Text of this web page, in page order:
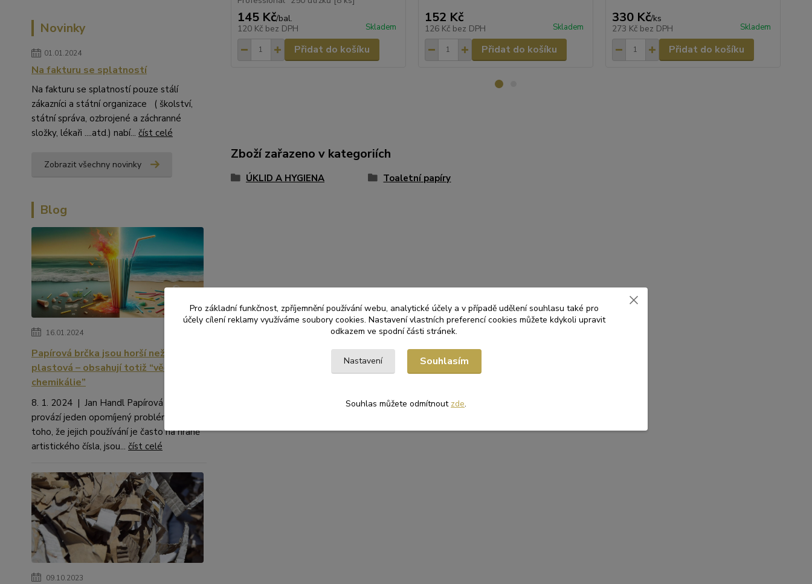
Novinky
01.01.2024
Na fakturu se splatností
Na fakturu se splatností pouze stálí
zákazníci a státní organizace ( školství,
státní správa, ozbrojené a záchranné
složky, lékaři ....atd.) nabí... číst celé
Zobrazit všechny novinky
Blog
16.01.2024
Papírová brčka jsou horší než
plastová – obsahují totiž “věčné
chemikálie”
8. 1. 2024 | Jan Handl Papírová brčka
provází jeden opomíjený problém. Kromě
toho, že jejich používání je často na hraně
artistického čísla, jsou... číst celé
09.10.2023
145 Kč/bal.
120 Kč bez DPH Skladem
Přidat do košíku
152 Kč
126 Kč bez DPH Skladem
Přidat do košíku
330 Kč/ks
273 Kč bez DPH Skladem
Přidat do košíku
Zboží zařazeno v kategoriích
ÚKLID A HYGIENA Toaletní papíry
Pro základní funkčnost, zpříjemnění používání webu, analytické účely a v případě udělení souhlasu také pro
účely cílení reklamy využíváme soubory cookies. Nastavení vlastních preferencí cookies můžete kdykoli upravit
odkazem ve spodní části stránek.
Nastavení Souhlasím
Souhlas můžete odmítnout zde.